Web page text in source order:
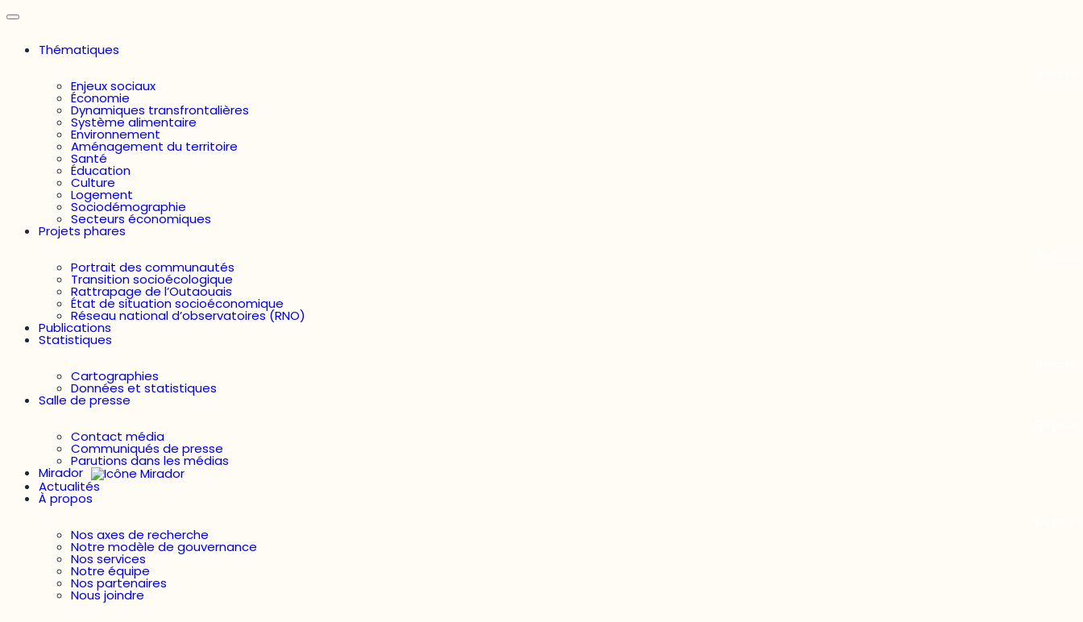
Thématiques
Enjeux sociaux
Économie
Dynamiques transfrontalières
Système alimentaire
Environnement
Aménagement du territoire
Santé
Éducation
Culture
Logement
Sociodémographie
Secteurs économiques
Projets phares
Portrait des communautés
Transition socioécologique
Rattrapage de l’Outaouais
État de situation socioéconomique
Réseau national d’observatoires (RNO)
Publications
Statistiques
Cartographies
Données et statistiques
Salle de presse
Contact média
Communiqués de presse
Parutions dans les médias
Mirador
Actualités
À propos
Nos axes de recherche
Notre modèle de gouvernance
Nos services
Notre équipe
Nos partenaires
Nous joindre